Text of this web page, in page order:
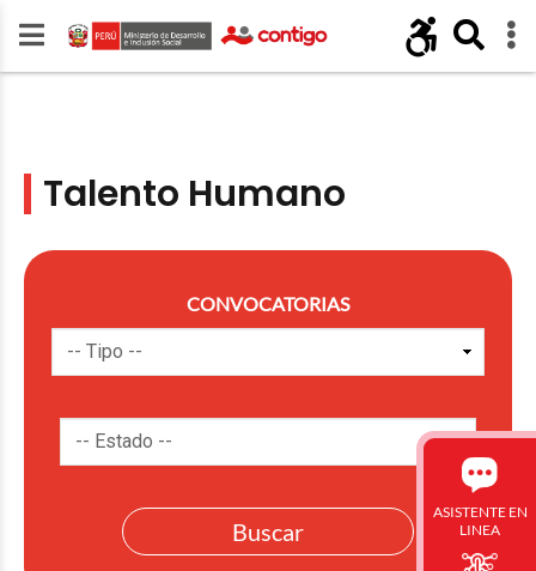
Talento Humano
CONVOCATORIAS
ASISTENTE EN
LINEA